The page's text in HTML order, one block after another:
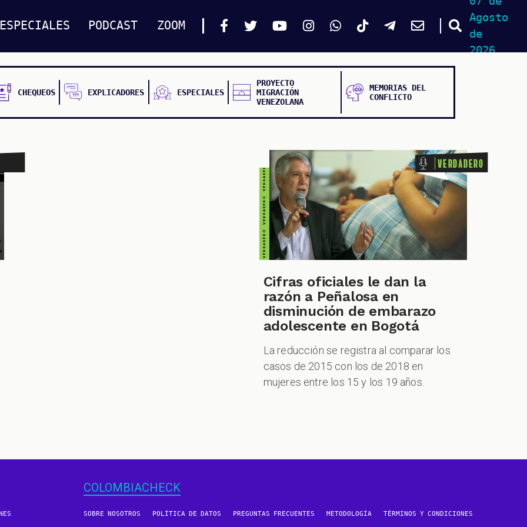
ESPECIALES PODCAST ZOOM
Agosto
de
2026
CHEQUEOS EXPLICADORES ESPECIALES
PROYECTO
MIGRACIÓN
VENEZOLANA
MEMORIAS DEL
CONFLICTO
VERDADERO VERDADERO VERDADERO VERDADERO VERDADERO VERDADERO VERDADERO Verdadero
Cifras oficiales le dan la
razón a Peñalosa en
disminución de embarazo
adolescente en Bogotá
La reducción se registra al comparar los
casos de 2015 con los de 2018 en
mujeres entre los 15 y los 19 años.
COLOMBIACHECK
SOBRE NOSOTROS POLÍTICA DE DATOS PREGUNTAS FRECUENTES METODOLOGÍA TÉRMINOS Y CONDICIONES